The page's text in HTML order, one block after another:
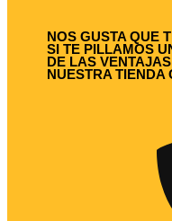
NOS GUSTA QUE
SI TE PILLAMOS
DE LAS
NUESTRA TIENDA